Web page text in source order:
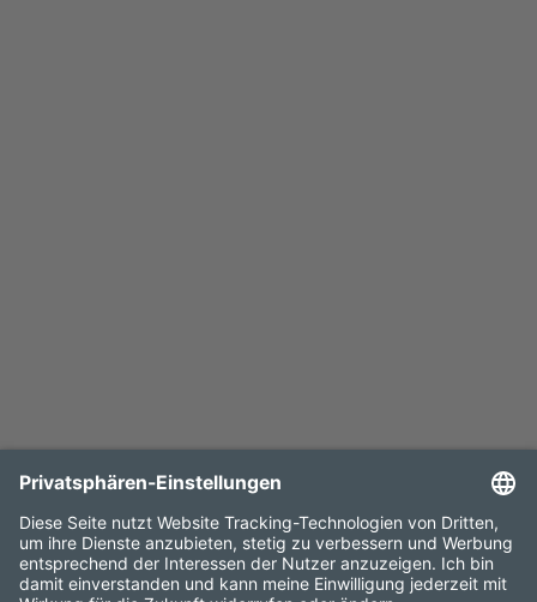
Impressum
Datenschutz
Projekt Newsletter
Elia Group Newsletter